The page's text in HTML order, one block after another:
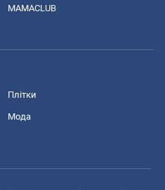
MAMACLUB
Плітки
Мода